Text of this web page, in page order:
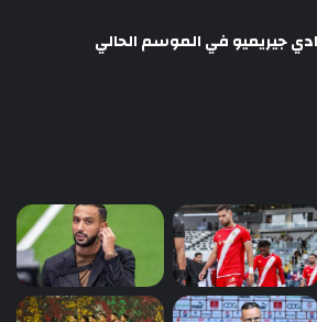
جيريميو في الموسم الحالي